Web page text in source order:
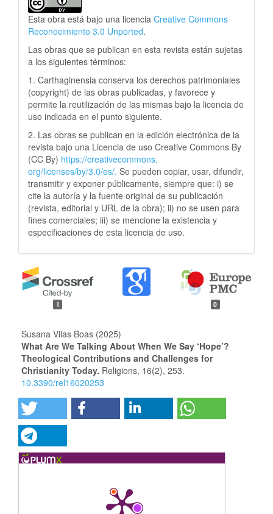
Esta obra está bajo una licencia Creative Commons
Reconocimiento 3.0 Unported.
Las obras que se publican en esta revista están sujetas
a los siguientes términos:
1. Carthaginensia conserva los derechos patrimoniales
(copyright) de las obras publicadas, y favorece y
permite la reutilización de las mismas bajo la licencia de
uso indicada en el punto siguiente.
2. Las obras se publican en la edición electrónica de la
revista bajo una Licencia de uso Creative Commons By
(CC By) https://creativecommons.
org/licenses/by/3.0/es/. Se pueden copiar, usar, difundir,
transmitir y exponer públicamente, siempre que: i) se
cite la autoría y la fuente original de su publicación
(revista, editorial y URL de la obra); ii) no se usen para
fines comerciales; iii) se mencione la existencia y
especificaciones de esta licencia de uso.
1 0
Susana Vilas Boas (2025)
What Are We Talking About When We Say ‘Hope’?
Theological Contributions and Challenges for
Christianity Today. Religions, 16(2), 253.
10.3390/rel16020253